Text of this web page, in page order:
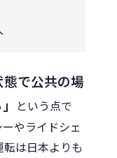
態で公共の場
という点で
やライドシェ
は日本よりも